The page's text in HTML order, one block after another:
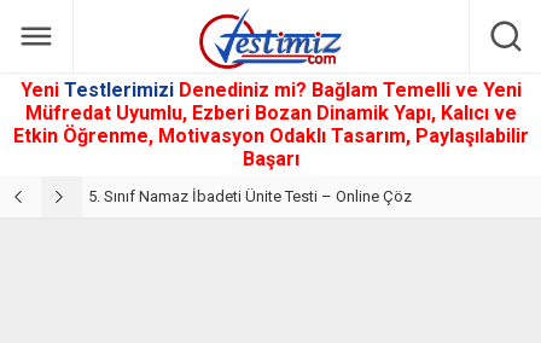
Yeni Testlerimizi Denediniz mi? Bağlam Temelli ve Yeni
Müfredat Uyumlu, Ezberi Bozan Dinamik Yapı, Kalıcı ve
Etkin Öğrenme, Motivasyon Odaklı Tasarım, Paylaşılabilir
Başarı
5. Sınıf Namaz İbadeti Ünite Testi – Online Çöz